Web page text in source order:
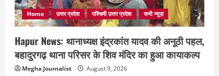
Home उत्तर प्रदेश पश्चिमी उत्तर प्रदेश सभी न्यूज़
Hapur News: थानाध्यक्ष इंद्रकांत यादव की अनूठी पहल,
बहादुरगढ़ थाना परिसर के शिव मंदिर का हुआ कायाकल्प
Megha Journalist August 9, 2026